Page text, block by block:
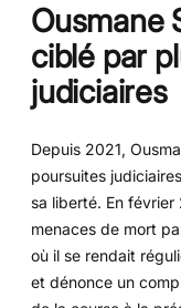
Ousmane
ciblé par
judiciaires
Depuis 2021,
poursuites
sa liberté. En
menaces de mort
où il se rendait
et dénonce un